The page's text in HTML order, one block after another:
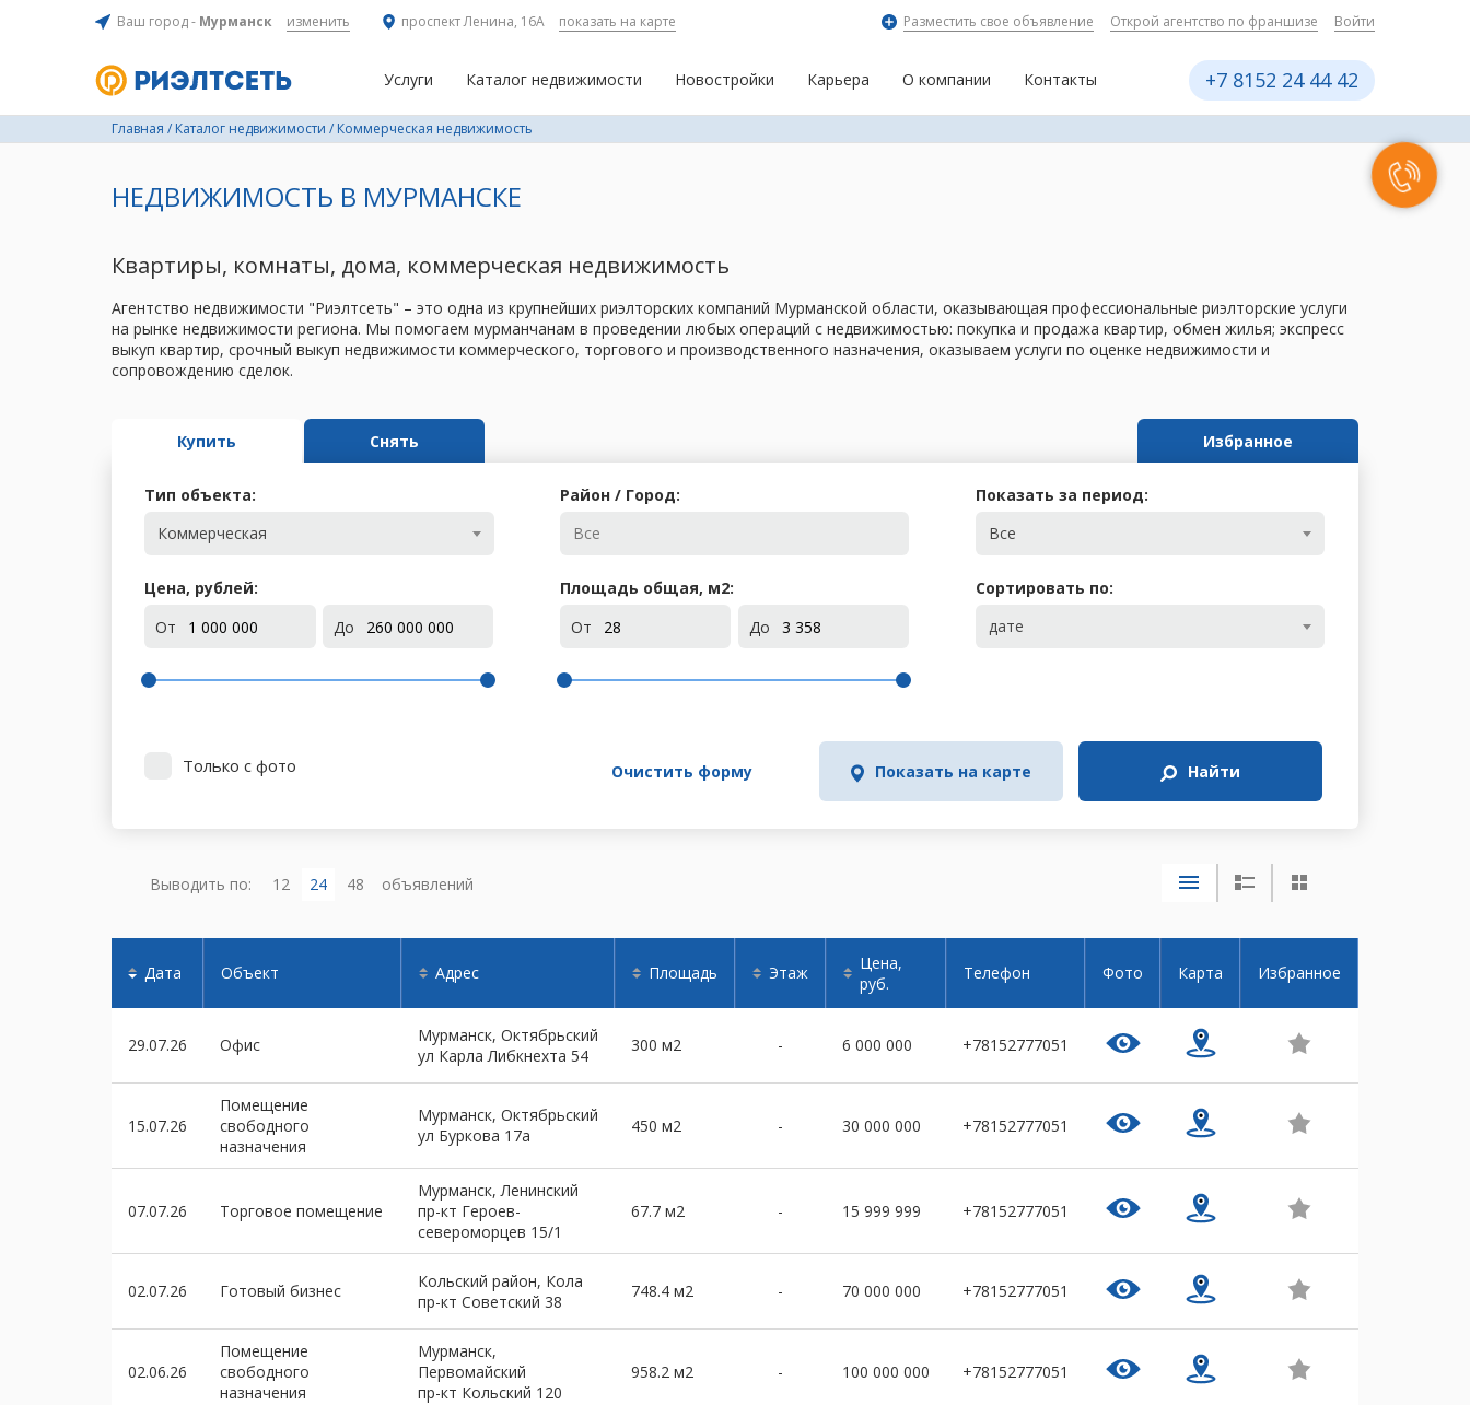
Ваш город - Мурманск изменить проспект Ленина, 16А показать на карте Разместить свое объявление Открой агентство по франшизе Войти
Услуги Каталог недвижимости Новостройки Карьера О компании Контакты +7 8152 24 44 42
Главная / Каталог недвижимости / Коммерческая недвижимость
НЕДВИЖИМОСТЬ В МУРМАНСКЕ
Квартиры, комнаты, дома, коммерческая недвижимость
Агентство недвижимости "Риэлтсеть" – это одна из крупнейших риэлторских компаний Мурманской области, оказывающая профессиональные риэлторские услуги
на рынке недвижимости региона. Мы помогаем мурманчанам в проведении любых операций с недвижимостью: покупка и продажа квартир, обмен жилья; экспресс
выкуп квартир, срочный выкуп недвижимости коммерческого, торгового и производственного назначения, оказываем услуги по оценке недвижимости и
сопровождению сделок.
Купить Снять Избранное
Тип объекта:
Коммерческая
Цена, рублей:
От
До
Район / Город:
Площадь общая, м2:
От
До
Показать за период:
Все
Сортировать по:
дате
Только с фото Очистить форму Показать на карте Найти
Выводить по: 12 24 48 объявлений
Дата Объект Адрес Площадь Этаж
Цена,
руб.
Телефон Фото Карта Избранное
29.07.26 Офис
Мурманск, Октябрьский
ул Карла Либкнехта 54
300 м2 - 6 000 000 +78152777051
15.07.26
Помещение
свободного
назначения
Мурманск, Октябрьский
ул Буркова 17а
450 м2 - 30 000 000 +78152777051
07.07.26 Торговое помещение
Мурманск, Ленинский
пр-кт Героев-
североморцев 15/1
67.7 м2 - 15 999 999 +78152777051
02.07.26 Готовый бизнес
Кольский район, Кола
пр-кт Советский 38
748.4 м2 - 70 000 000 +78152777051
02.06.26
Помещение
свободного
назначения
Мурманск,
Первомайский
пр-кт Кольский 120
958.2 м2 - 100 000 000 +78152777051